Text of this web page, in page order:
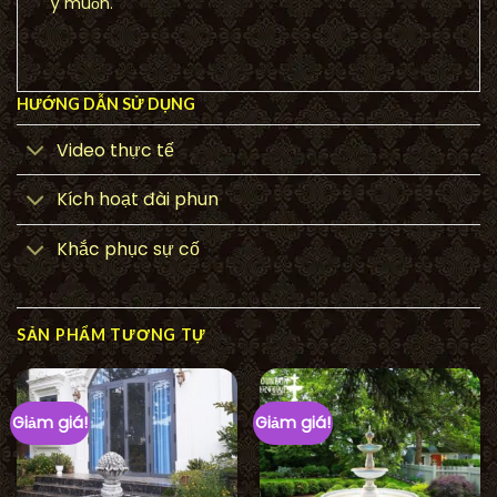
HƯỚNG DẪN SỬ DỤNG
Video thực tế
Kích hoạt đài phun
Khắc phục sự cố
SẢN PHẨM TƯƠNG TỰ
Giảm giá! Giảm giá!